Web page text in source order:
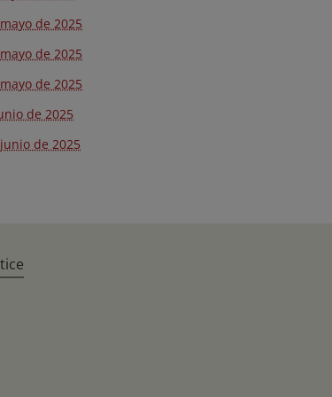
de 2025
de 2025
de 2025
de 2025
de 2025